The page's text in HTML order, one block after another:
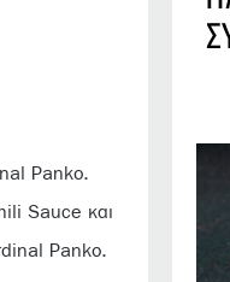
Panko.
Sauce και
Panko.